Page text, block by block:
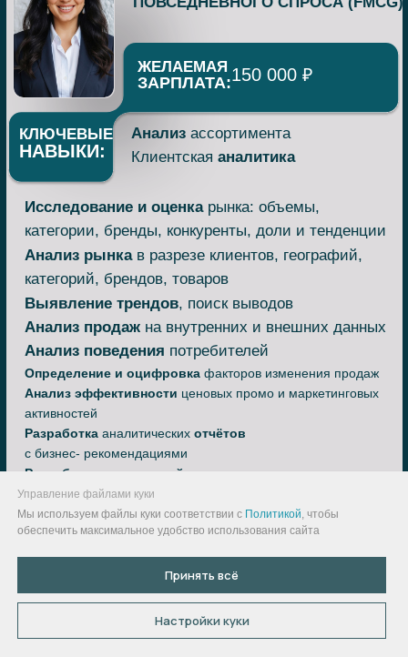
Управление файлами куки
Мы используем файлы куки соответствии с Политикой, чтобы
обеспечить максимальное удобство использования сайта
Принять всё
Настройки куки